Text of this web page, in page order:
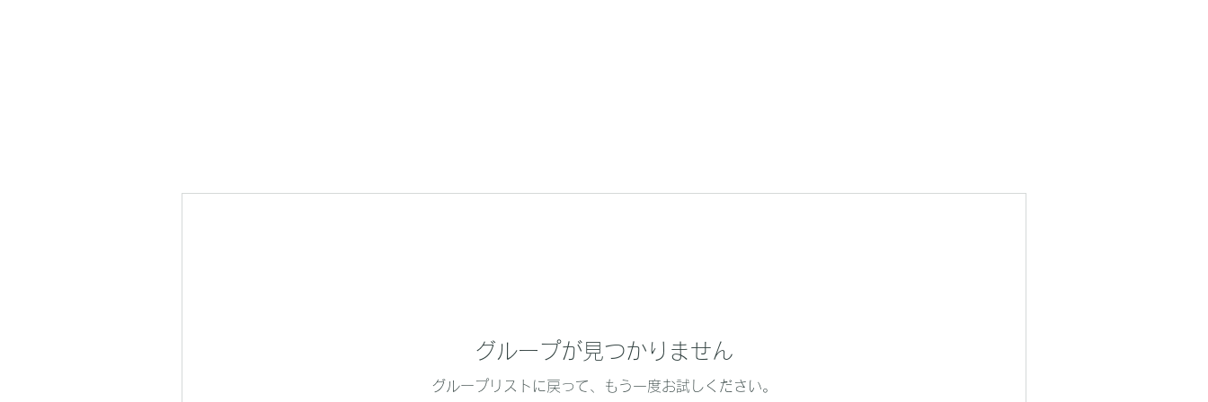
グループが見つかりません
グループリストに戻って、もう一度お試しください。